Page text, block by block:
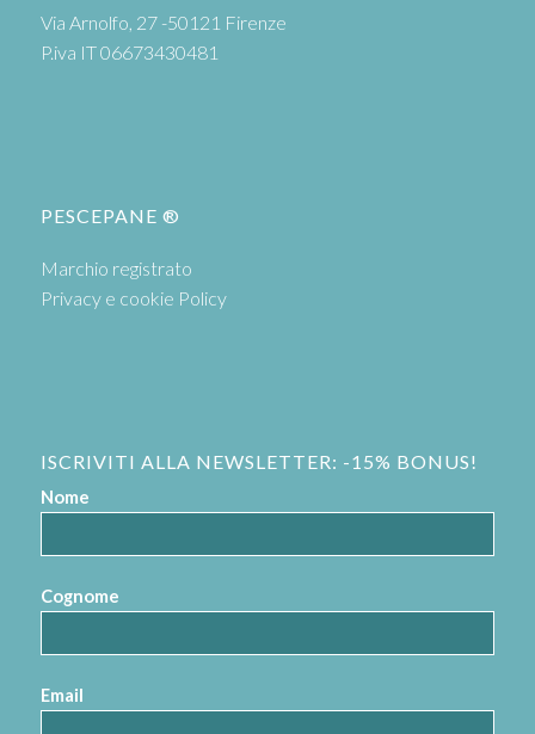
Via Arnolfo, 27 -50121 Firenze
P.iva IT 06673430481
PESCEPANE ®
Marchio registrato
Privacy e cookie Policy
ISCRIVITI ALLA NEWSLETTER: -15% BONUS!
Nome
Cognome
Email